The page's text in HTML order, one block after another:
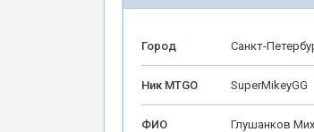
Город Санкт-
Ник MTGO SuperMikeyGG
ФИО
Глушанков